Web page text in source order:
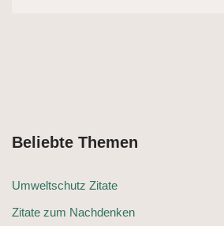
Beliebte Themen
Umweltschutz Zitate
Zitate zum Nachdenken